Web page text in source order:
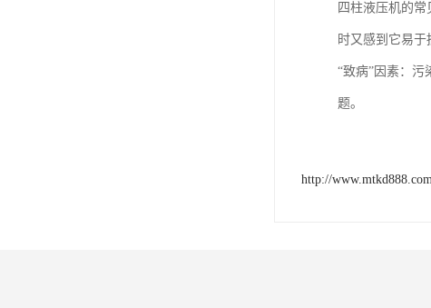
四柱液压机的
时又感到它易
“致病”因素：
题。
http://